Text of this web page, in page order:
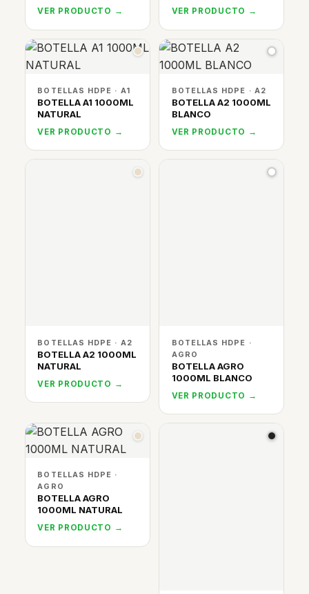
VER PRODUCTO → VER PRODUCTO →
BOTELLAS HDPE · A1
BOTELLA A1 1000ML
NATURAL
VER PRODUCTO →
BOTELLAS HDPE · A2
BOTELLA A2 1000ML
BLANCO
VER PRODUCTO →
BOTELLAS HDPE · A2
BOTELLA A2 1000ML
NATURAL
VER PRODUCTO →
BOTELLAS HDPE ·
AGRO
BOTELLA AGRO
1000ML BLANCO
VER PRODUCTO →
BOTELLAS HDPE ·
AGRO
BOTELLA AGRO
1000ML NATURAL
VER PRODUCTO →